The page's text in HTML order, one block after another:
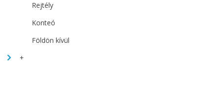
Rejtély
Konteó
Földön kívül
+